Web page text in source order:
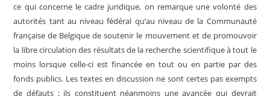
ce qui concerne le cadre juridique, on remarque une volonté des
autorités tant au niveau fédéral qu’au niveau de la Communauté
française de Belgique de soutenir le mouvement et de promouvoir
la libre circulation des résultats de la recherche scientifique à tout le
moins lorsque celle-ci est financée en tout ou en partie par des
fonds publics. Les textes en discussion ne sont certes pas exempts
de défauts ; ils constituent néanmoins une avancée qui devrait